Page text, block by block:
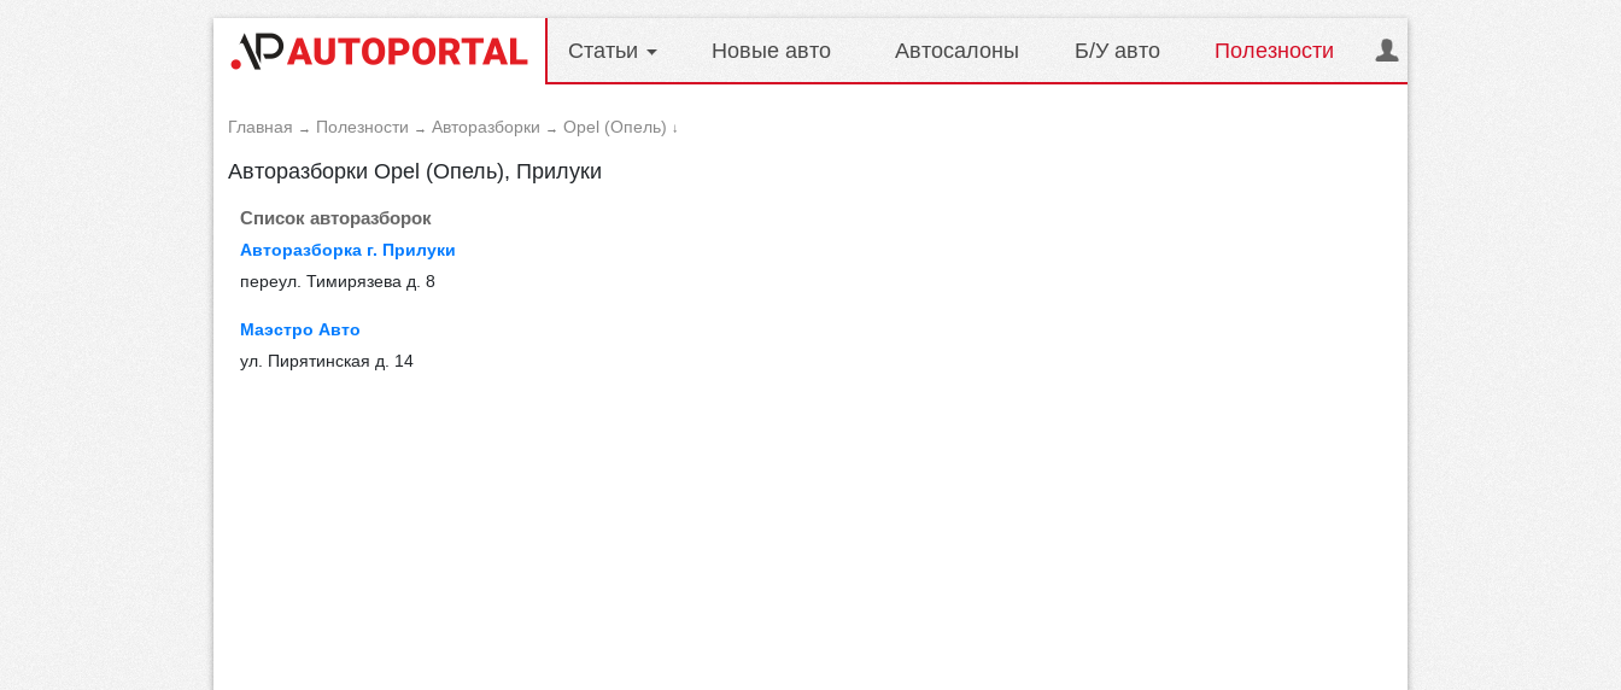
Статьи Новые авто Автосалоны Б/У авто Полезности
Главная → Полезности → Авторазборки → Opel (Опель) ↓
Авторазборки Opel (Опель), Прилуки
Список авторазборок
Авторазборка г. Прилуки
переул. Тимирязева д. 8
Маэстро Авто
ул. Пирятинская д. 14